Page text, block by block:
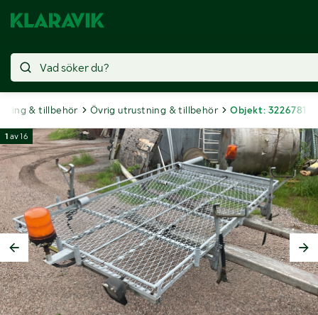
& tillbehör Övrig utrustning & tillbehör Objekt: 3226781
1 av16